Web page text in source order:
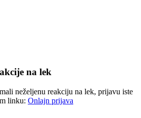
na lek
neželjenu reakciju na lek, prijavu iste
linku: Onlajn prijava